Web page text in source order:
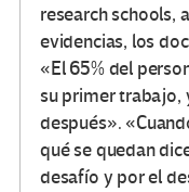
research schools,
evidencias, los
«El 65% del
su primer trabajo,
después».
qué se quedan
desafío y por el